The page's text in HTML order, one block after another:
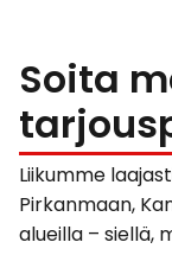
Soita
Liikumme
Pirkanmaan,
alueilla – siellä,